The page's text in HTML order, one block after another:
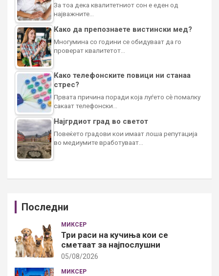
За тоа дека квалитетниот сон е еден од
најважните…
Како да препознаете вистински мед?
Многумина со години се обидуваат да го
проверат квалитетот…
Како телефонските повици ни станаа
стрес?
Првата причина поради која луѓето сè помалку
сакаат телефонски…
Најгрдиот град во светот
Повеќето градови кои имаат лоша репутација
во медиумите вработуваат…
Последни
МИКСЕР
Три раси на кучиња кои се
сметаат за најпослушни
05/08/2026
МИКСЕР